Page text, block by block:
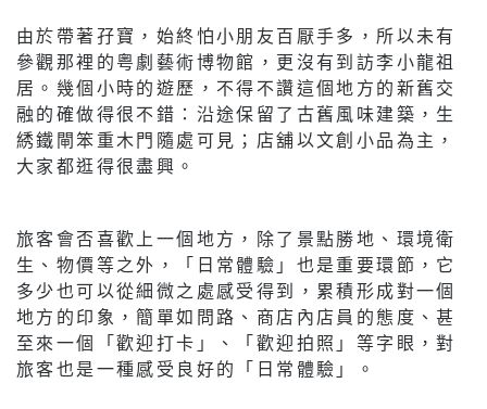
由於帶著孖寶，始終怕小朋友百厭手多，所以未有
參觀那裡的粤劇藝術博物館，更沒有到訪李小龍祖
居。幾個小時的遊歷，不得不讚這個地方的新舊交
融的確做得很不錯：沿途保留了古舊風味建築，生
綉鐵閘笨重木門隨處可見；店舖以文創小品為主，
大家都逛得很盡興。
旅客會否喜歡上一個地方，除了景點勝地、環境衛
生、物價等之外，「日常體驗」也是重要環節，它
多少也可以從細微之處感受得到，累積形成對一個
地方的印象，簡單如問路、商店內店員的態度、甚
至來一個「歡迎打卡」、「歡迎拍照」等字眼，對
旅客也是一種感受良好的「日常體驗」。